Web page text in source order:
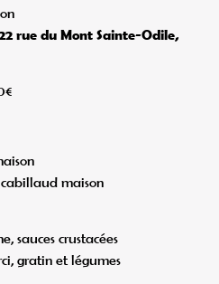
rue du Mont Sainte-Odile,
maison
sauces crustacées
gratin et légumes